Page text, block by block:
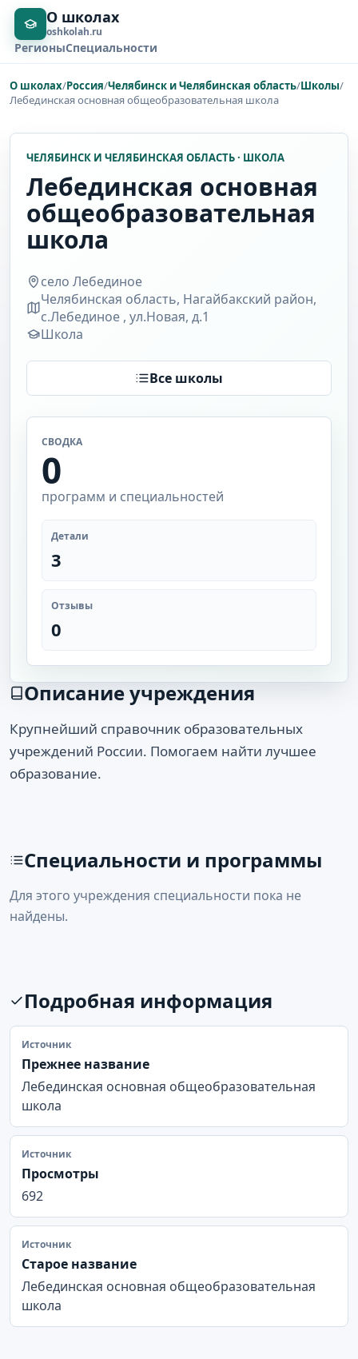
О школах
oshkolah.ru
РегионыСпециальности
О школах/Россия/Челябинск и Челябинская область/Школы/
Лебединская основная общеобразовательная школа
ЧЕЛЯБИНСК И ЧЕЛЯБИНСКАЯ ОБЛАСТЬ · ШКОЛА
Лебединская основная
общеобразовательная
школа
село Лебединое
Челябинская область, Нагайбакский район,
с.Лебединое , ул.Новая, д.1
Школа
Все школы
СВОДКА
0
программ и специальностей
Детали
3
Отзывы
0
Описание учреждения
Крупнейший справочник образовательных
учреждений России. Помогаем найти лучшее
образование.
Специальности и программы
Для этого учреждения специальности пока не
найдены.
Подробная информация
Источник
Прежнее название
Лебединская основная общеобразовательная
школа
Источник
Просмотры
692
Источник
Старое название
Лебединская основная общеобразовательная
школа